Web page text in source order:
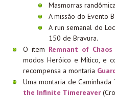
Masmorras
A missão do Evento
A run semanal do
150 de Bravura.
O item Remnant of Chaos
modos Heróico e Mítico, e
recompensa a montaria
Uma montaria de
the Infinite Timereaver